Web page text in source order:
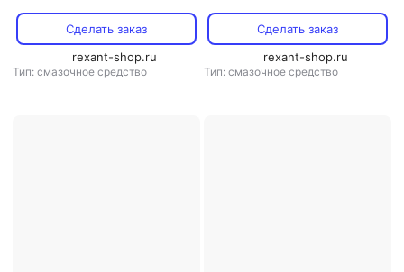
Сделать заказ
rexant-shop.ru
Тип: смазочное средство
Сделать заказ
rexant-shop.ru
Тип: смазочное средство